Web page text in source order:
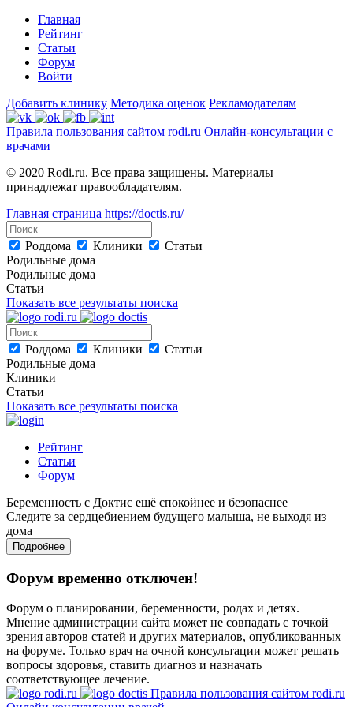
Главная
Рейтинг
Статьи
Форум
Войти
Добавить клинику Методика оценок Рекламодателям
Правила пользования сайтом rodi.ru Онлайн-консультации с
врачами
© 2020 Rodi.ru. Все права защищены. Материалы
принадлежат правообладателям.
Главная страница https://doctis.ru/
Роддома Клиники
Статьи
Родильные дома
Родильные дома
Статьи
Показать все результаты поиска
Роддома Клиники
Статьи
Родильные дома
Клиники
Статьи
Показать все результаты поиска
Рейтинг
Статьи
Форум
Беременность с Доктис ещё спокойнее и безопаснее
Следите за сердцебиением будущего малыша, не выходя из
дома
Подробнее
Форум временно отключен!
Форум о планировании, беременности, родах и детях.
Мнение администрации сайта может не совпадать с точкой
зрения авторов статей и других материалов, опубликованных
на форуме. Только врач на очной консультации может решать
вопросы здоровья, ставить диагноз и назначать
соответствующее лечение.
Правила пользования сайтом rodi.ru